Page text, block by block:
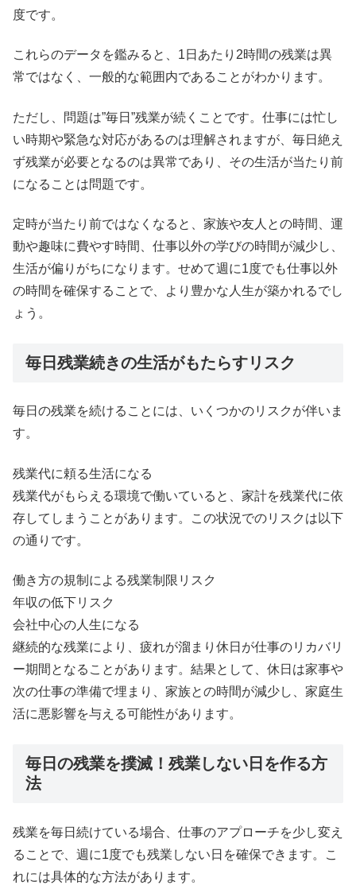
度です。
これらのデータを鑑みると、1日あたり2時間の残業は異
常ではなく、一般的な範囲内であることがわかります。
ただし、問題は”毎日”残業が続くことです。仕事には忙し
い時期や緊急な対応があるのは理解されますが、毎日絶え
ず残業が必要となるのは異常であり、その生活が当たり前
になることは問題です。
定時が当たり前ではなくなると、家族や友人との時間、運
動や趣味に費やす時間、仕事以外の学びの時間が減少し、
生活が偏りがちになります。せめて週に1度でも仕事以外
の時間を確保することで、より豊かな人生が築かれるでし
ょう。
毎日残業続きの生活がもたらすリスク
毎日の残業を続けることには、いくつかのリスクが伴いま
す。
残業代に頼る生活になる
残業代がもらえる環境で働いていると、家計を残業代に依
存してしまうことがあります。この状況でのリスクは以下
の通りです。
働き方の規制による残業制限リスク
年収の低下リスク
会社中心の人生になる
継続的な残業により、疲れが溜まり休日が仕事のリカバリ
ー期間となることがあります。結果として、休日は家事や
次の仕事の準備で埋まり、家族との時間が減少し、家庭生
活に悪影響を与える可能性があります。
毎日の残業を撲滅！残業しない日を作る方
法
残業を毎日続けている場合、仕事のアプローチを少し変え
ることで、週に1度でも残業しない日を確保できます。こ
れには具体的な方法があります。